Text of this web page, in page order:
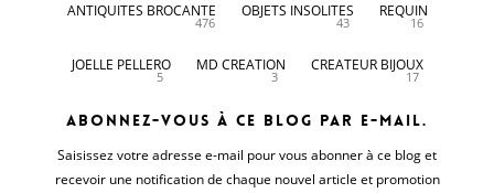
ANTIQUITES BROCANTE
476
OBJETS INSOLITES
43
REQUIN
16
JOELLE PELLERO
5
MD CREATION
3
CREATEUR BIJOUX
17
Abonnez-vous à ce blog par e-mail.
Saisissez votre adresse e-mail pour vous abonner à ce blog et
recevoir une notification de chaque nouvel article et promotion